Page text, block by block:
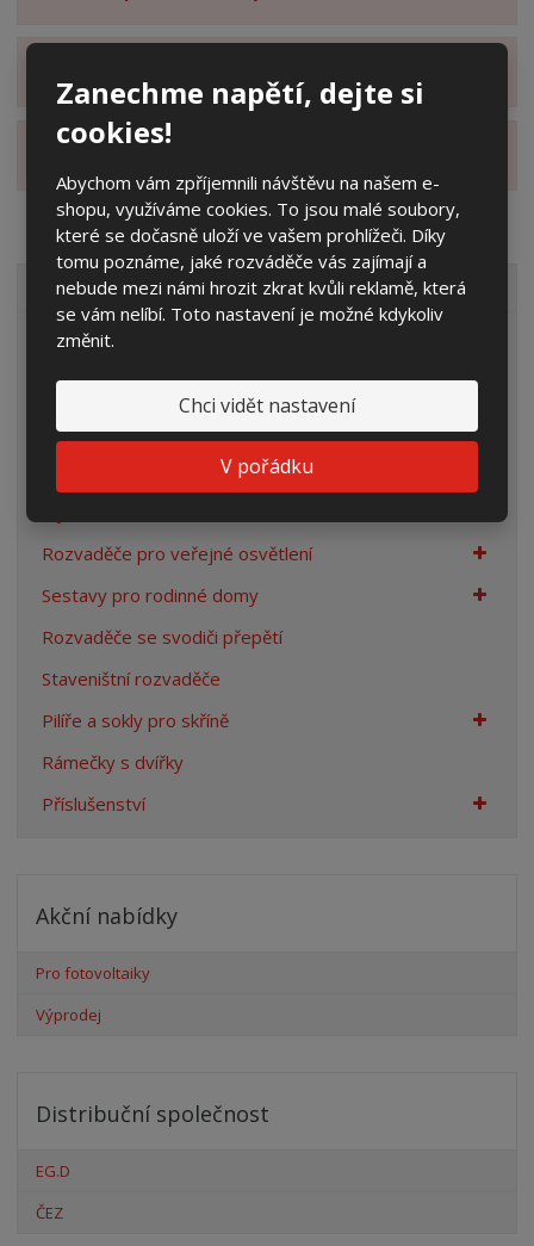
Zanechme napětí, dejte si
cookies!
Abychom vám zpříjemnili návštěvu na našem e-
shopu, využíváme cookies. To jsou malé soubory,
které se dočasně uloží ve vašem prohlížeči. Díky
tomu poznáme, jaké rozváděče vás zajímají a
nebude mezi námi hrozit zkrat kvůli reklamě, která
se vám nelíbí. Toto nastavení je možné kdykoliv
změnit.
Chci vidět nastavení
V pořádku
VŠECHNY KATEGORIE
Elektroměrové rozvaděče
Prázdné skříně
Rozpojovací jistící skříně
Rozvaděče pro veřejné osvětlení
Sestavy pro rodinné domy
Rozvaděče se svodiči přepětí
Staveništní rozvaděče
Pilíře a sokly pro skříně
Rámečky s dvířky
Příslušenství
Akční nabídky
Pro fotovoltaiky
Výprodej
Distribuční společnost
EG.D
ČEZ